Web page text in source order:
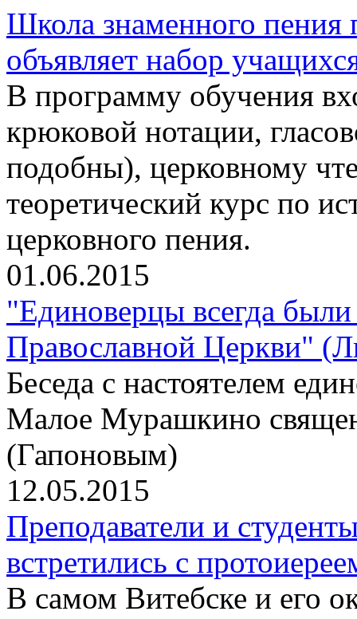
Школа знаменного
объявляет набор
В программу обучения
крюковой нотации,
подобны), церковному
теоретический курс по
церковного пения.
01.06.2015
"Единоверцы всегда
Православной Церкви"
Беседа с настоятелем
Малое Мурашкино
(Гапоновым)
12.05.2015
Преподаватели и
встретились с
В самом Витебске и его